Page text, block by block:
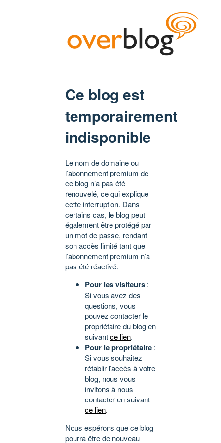
Ce blog est
temporairement
indisponible
Le nom de domaine ou
l’abonnement premium de
ce blog n’a pas été
renouvelé, ce qui explique
cette interruption. Dans
certains cas, le blog peut
également être protégé par
un mot de passe, rendant
son accès limité tant que
l’abonnement premium n’a
pas été réactivé.
Pour les visiteurs :
Si vous avez des
questions, vous
pouvez contacter le
propriétaire du blog en
suivantce lien.
Pour le propriétaire :
Si vous souhaitez
rétablir l’accès à votre
blog, nous vous
invitons à nous
contacter en suivant
ce lien.
Nous espérons que ce blog
pourra être de nouveau